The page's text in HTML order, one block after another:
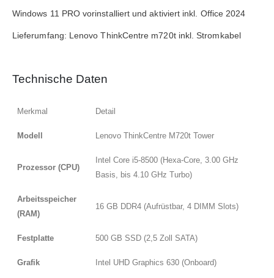
Windows 11 PRO vorinstalliert und aktiviert inkl. Office 2024
Lieferumfang: Lenovo ThinkCentre m720t inkl. Stromkabel
Technische Daten
Merkmal Detail
Modell Lenovo ThinkCentre M720t Tower
Prozessor (CPU)
Intel Core i5-8500 (Hexa-Core, 3.00 GHz
Basis, bis 4.10 GHz Turbo)
Arbeitsspeicher
(RAM)
16 GB DDR4 (Aufrüstbar, 4 DIMM Slots)
Festplatte 500 GB SSD (2,5 Zoll SATA)
Grafik Intel UHD Graphics 630 (Onboard)